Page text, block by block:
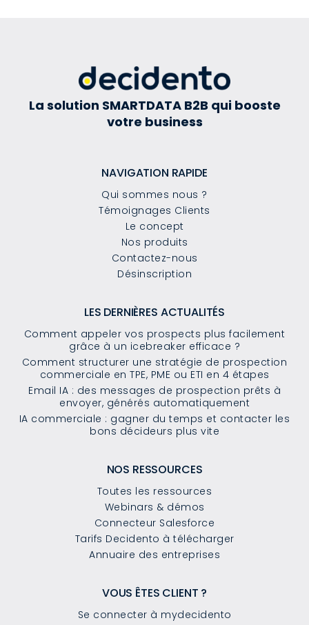
La solution SMARTDATA B2B qui booste
votre business
NAVIGATION RAPIDE
Qui sommes nous ?
Témoignages Clients
Le concept
Nos produits
Contactez-nous
Désinscription
LES DERNIÈRES ACTUALITÉS
Comment appeler vos prospects plus facilement
grâce à un icebreaker efficace ?
Comment structurer une stratégie de prospection
commerciale en TPE, PME ou ETI en 4 étapes
Email IA : des messages de prospection prêts à
envoyer, générés automatiquement
IA commerciale : gagner du temps et contacter les
bons décideurs plus vite
NOS RESSOURCES
Toutes les ressources
Webinars & démos
Connecteur Salesforce
Tarifs Decidento à télécharger
Annuaire des entreprises
VOUS ÊTES CLIENT ?
Se connecter à mydecidento